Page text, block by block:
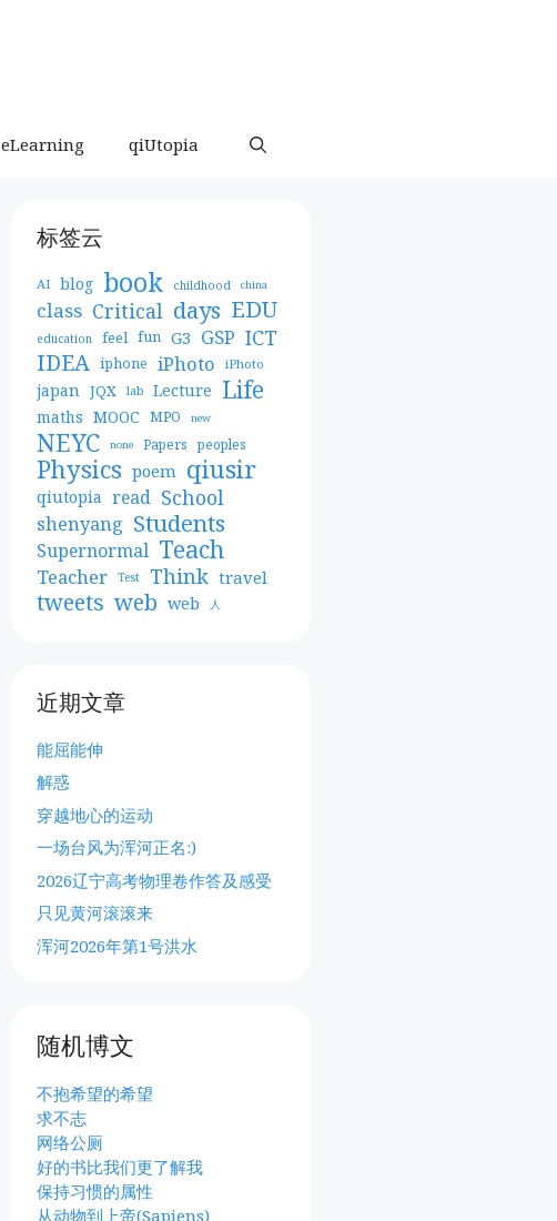
eLearning qiUtopia
标签云
AI blog book childhood china
class Critical days EDU
education feel fun G3 GSP ICT
IDEA iphone iPhoto iPhoto
japan JQX lab Lecture Life
maths MOOC MPO new
NEYC none Papers peoples
Physics poem qiusir
qiutopia read School
shenyang Students
Supernormal Teach
Teacher Test Think travel
tweets web web 人
近期文章
能屈能伸
解惑
穿越地心的运动
一场台风为浑河正名:)
2026辽宁高考物理卷作答及感受
只见黄河滚滚来
浑河2026年第1号洪水
随机博文
不抱希望的希望
求不志
网络公厕
好的书比我们更了解我
保持习惯的属性
从动物到上帝(Sapiens)